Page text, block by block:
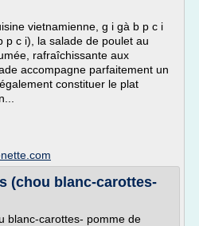
vietnamienne, g i gà b p c i
p c i), la salade de poulet au
rafraîchissante aux
accompagne parfaitement un
constituer le plat
(chou blanc-carottes-
blanc-carottes- pomme de